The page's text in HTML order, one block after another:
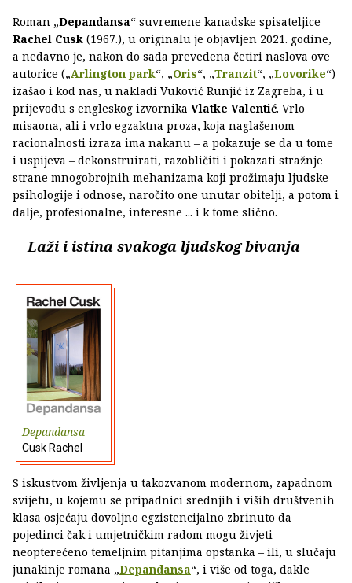
Roman „Depandansa“ suvremene kanadske spisateljice
Rachel Cusk (1967.), u originalu je objavljen 2021. godine,
a nedavno je, nakon do sada prevedena četiri naslova ove
autorice („Arlington park“, „Oris“, „Tranzit“, „Lovorike“)
izašao i kod nas, u nakladi Vuković Runjić iz Zagreba, i u
prijevodu s engleskog izvornika Vlatke Valentić. Vrlo
misaona, ali i vrlo egzaktna proza, koja naglašenom
racionalnosti izraza ima nakanu – a pokazuje se da u tome
i uspijeva – dekonstruirati, razobličiti i pokazati stražnje
strane mnogobrojnih mehanizama koji prožimaju ljudske
psihologije i odnose, naročito one unutar obitelji, a potom i
dalje, profesionalne, interesne ... i k tome slično.
Laži i istina svakoga ljudskog bivanja
Depandansa
Cusk Rachel
S iskustvom življenja u takozvanom modernom, zapadnom
svijetu, u kojemu se pripadnici srednjih i viših društvenih
klasa osjećaju dovoljno egzistencijalno zbrinuto da
pojedinci čak i umjetničkim radom mogu živjeti
neopterećeno temeljnim pitanjima opstanka – ili, u slučaju
junakinje romana „Depandansa“, i više od toga, dakle